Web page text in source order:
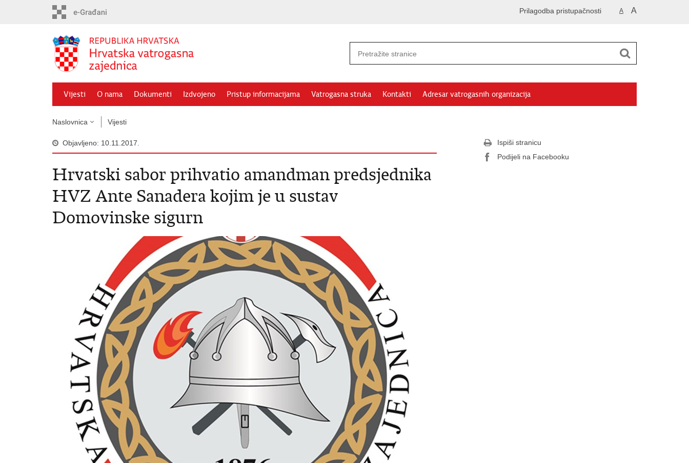
A A
Prilagodba pristupačnosti
Vijesti O nama Dokumenti Izdvojeno Pristup informacijama Vatrogasna struka Kontakti Adresar vatrogasnih organizacija
Naslovnica Vijesti
Objavljeno: 10.11.2017.
Hrvatski sabor prihvatio amandman predsjednika
HVZ Ante Sanadera kojim je u sustav
Domovinske sigurn
Ispiši stranicu
Podijeli na Facebooku